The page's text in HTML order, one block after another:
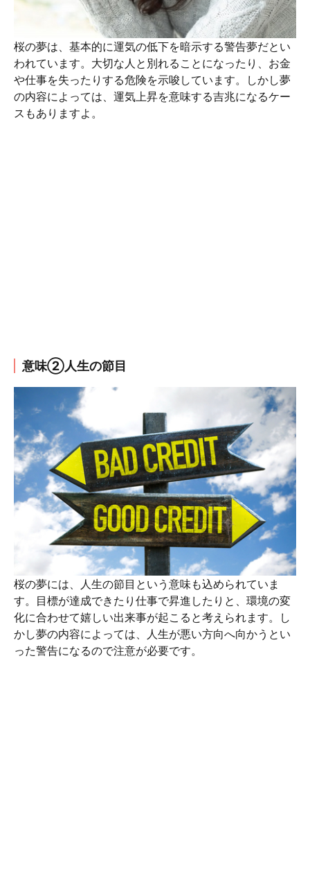
桜の夢は、基本的に運気の低下を暗示する警告夢だとい
われています。大切な人と別れることになったり、お金
や仕事を失ったりする危険を示唆しています。しかし夢
の内容によっては、運気上昇を意味する吉兆になるケー
スもありますよ。
意味②人生の節目
桜の夢には、人生の節目という意味も込められていま
す。目標が達成できたり仕事で昇進したりと、環境の変
化に合わせて嬉しい出来事が起こると考えられます。し
かし夢の内容によっては、人生が悪い方向へ向かうとい
った警告になるので注意が必要です。